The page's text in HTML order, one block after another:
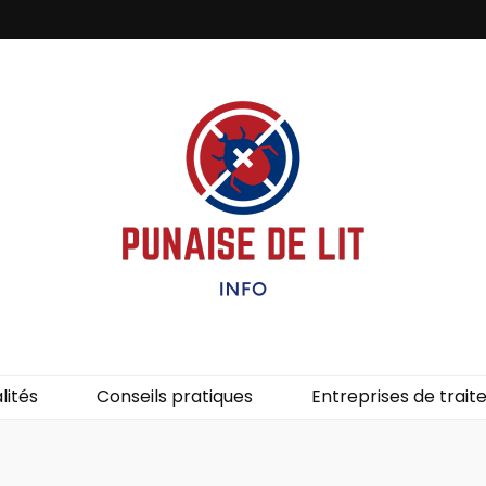
Conseils pratiques Entreprises de